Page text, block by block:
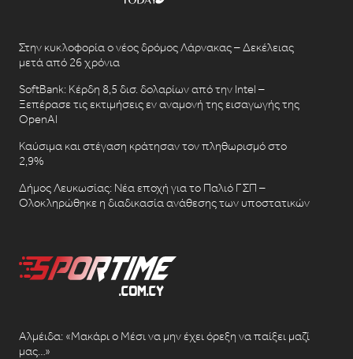
Στην κυκλοφορία ο νέος δρόμος Λάρνακας – Δεκέλειας
μετά από 26 χρόνια
SoftBank: Κέρδη 8,5 δισ. δολαρίων από την Intel –
Ξεπέρασε τις εκτιμήσεις εν αναμονή της εισαγωγής της
OpenAI
Καύσιμα και στέγαση κράτησαν τον πληθωρισμό στο
2,9%
Δήμος Λευκωσίας: Νέα εποχή για το Παλιό ΓΣΠ –
Ολοκληρώθηκε η διαδικασία ανάθεσης των υποστατικών
Αλμέιδα: «Μακάρι ο Μέσι να μην έχει όρεξη να παίξει μαζί
μας…»